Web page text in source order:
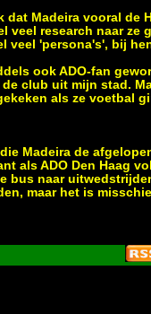
dat Madeira vooral de
veel research naar ze
veel 'persona's', bij
ook ADO-fan
club uit mijn stad.
als ze voetbal
die Madeira de
als ADO Den Haag
bus naar
maar het is